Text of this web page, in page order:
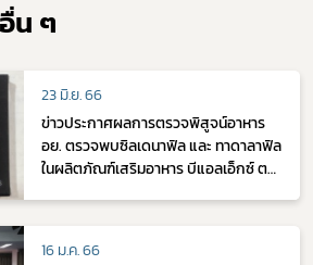
น ๆ
23 มิ.ย. 66
ข่าวประกาศผลการตรวจพิสูจน์อาหาร
อย. ตรวจพบซิลเดนาฟิล และ ทาดาลาฟิล
ในผลิตภัณฑ์เสริมอาหาร บีแอลเอ็กซ์ ตรา
16 ม.ค. 66